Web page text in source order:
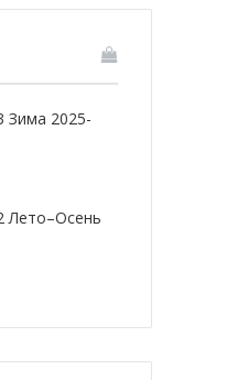
Зима 2025-
Лето–Осень